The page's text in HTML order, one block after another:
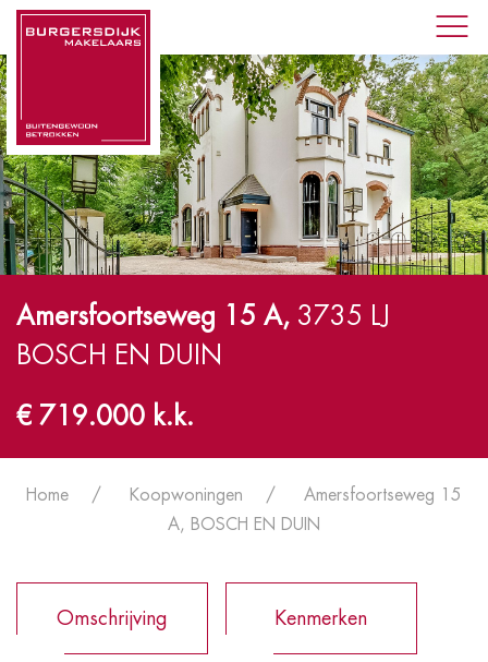
Amersfoortseweg 15 A, 3735 LJ
BOSCH EN DUIN
€ 719.000 k.k.
Home Koopwoningen
Amersfoortseweg 15
A, BOSCH EN DUIN
Omschrijving Kenmerken